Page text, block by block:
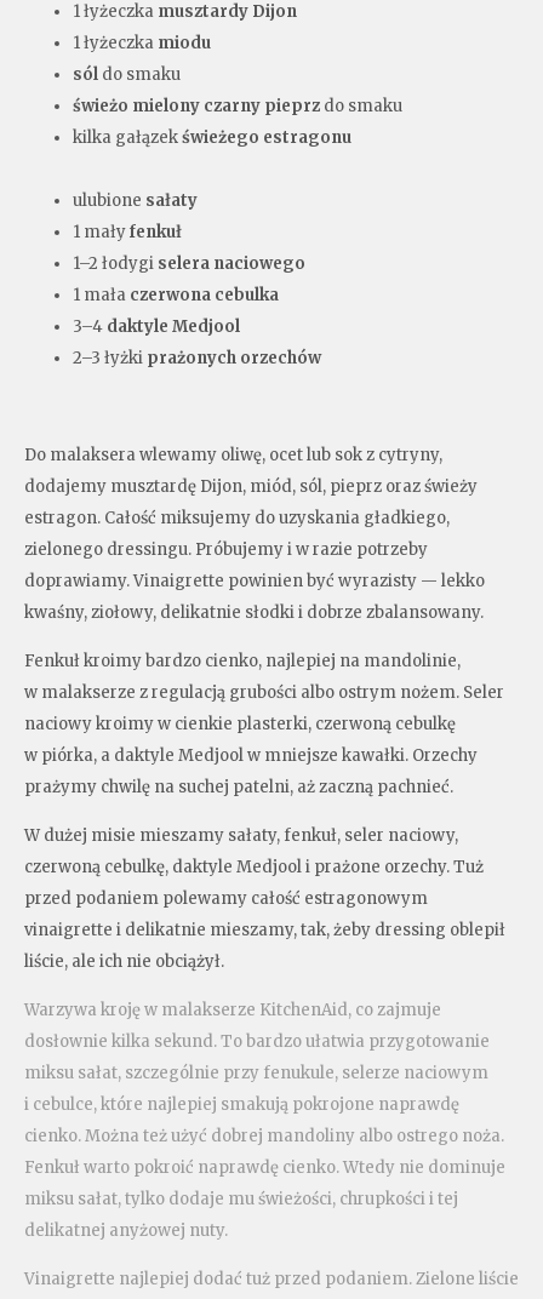
1 łyżeczka musztardy Dijon
1 łyżeczka miodu
sól do smaku
świeżo mielony czarny pieprz do smaku
kilka gałązekświeżego estragonu
ulubione sałaty
1 małyfenkuł
1–2 łodygi selera naciowego
1 mała czerwona cebulka
3–4 daktyle Medjool
2–3 łyżki prażonych orzechów
Do malaksera wlewamy oliwę, ocet lub sok z cytryny,
dodajemy musztardę Dijon, miód, sól, pieprz oraz świeży
estragon. Całość miksujemy do uzyskania gładkiego,
zielonego dressingu. Próbujemy i w razie potrzeby
doprawiamy. Vinaigrette powinien być wyrazisty — lekko
kwaśny, ziołowy, delikatnie słodki i dobrze zbalansowany.
Fenkuł kroimy bardzo cienko, najlepiej na mandolinie,
w malakserze z regulacją grubości albo ostrym nożem. Seler
naciowy kroimy w cienkie plasterki, czerwoną cebulkę
w piórka, a daktyle Medjool w mniejsze kawałki. Orzechy
prażymy chwilę na suchej patelni, aż zaczną pachnieć.
W dużej misie mieszamy sałaty, fenkuł, seler naciowy,
czerwoną cebulkę, daktyle Medjool i prażone orzechy. Tuż
przed podaniem polewamy całość estragonowym
vinaigrette i delikatnie mieszamy, tak, żeby dressing oblepił
liście, ale ich nie obciążył.
Warzywa kroję w malakserze KitchenAid, co zajmuje
dosłownie kilka sekund. To bardzo ułatwia przygotowanie
miksu sałat, szczególnie przy fenukule, selerze naciowym
i cebulce, które najlepiej smakują pokrojone naprawdę
cienko. Można też użyć dobrej mandoliny albo ostrego noża.
Fenkuł warto pokroić naprawdę cienko. Wtedy nie dominuje
miksu sałat, tylko dodaje mu świeżości, chrupkości i tej
delikatnej anyżowej nuty.
Vinaigrette najlepiej dodać tuż przed podaniem. Zielone liście